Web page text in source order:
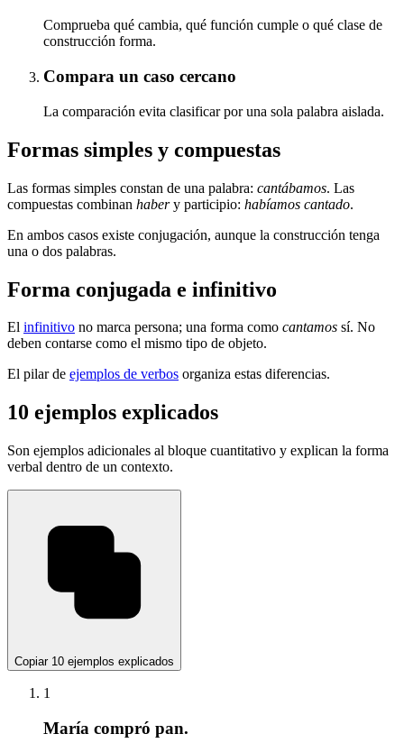
Comprueba qué cambia, qué función cumple o qué clase de
construcción forma.
Compara un caso cercano
La comparación evita clasificar por una sola palabra aislada.
Formas simples y compuestas
Las formas simples constan de una palabra: cantábamos. Las
compuestas combinan habery participio: habíamos cantado.
En ambos casos existe conjugación, aunque la construcción tenga
una o dos palabras.
Forma conjugada e infinitivo
El infinitivo no marca persona; una forma como cantamos sí. No
deben contarse como el mismo tipo de objeto.
El pilar de ejemplos de verbos organiza estas diferencias.
10 ejemplos explicados
Son ejemplos adicionales al bloque cuantitativo y explican la forma
verbal dentro de un contexto.
Copiar 10 ejemplos explicados
1
María compró pan.